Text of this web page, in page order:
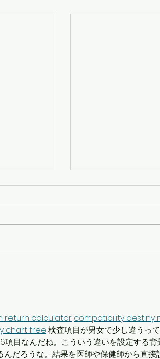
ア募
return calculator compatibility destiny
chart free 検査項目が男女で少し違うっ
項目なんだね。こういう違いを設定する
んだろうな。結果を医師や保健師から直